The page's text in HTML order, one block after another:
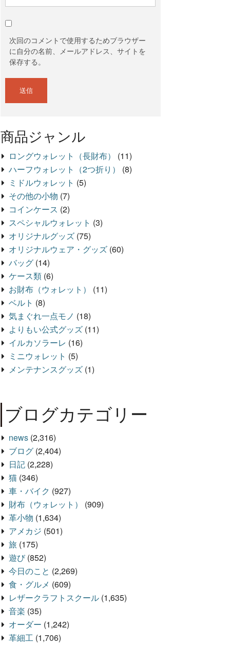
次回のコメントで使用するためブラウザー
に自分の名前、メールアドレス、サイトを
保存する。
商品ジャンル
ロングウォレット（長財布）
(11)
ハーフウォレット（2つ折り）
(8)
ミドルウォレット (5)
その他の小物 (7)
コインケース (2)
スペシャルウォレット (3)
オリジナルグッズ (75)
オリジナルウェア・グッズ (60)
バッグ (14)
ケース類 (6)
お財布（ウォレット）
(11)
ベルト (8)
気まぐれ一点モノ (18)
よりもい公式グッズ (11)
イルカソラーレ (16)
ミニウォレット (5)
メンテナンスグッズ (1)
ブログカテゴリー
news (2,316)
ブログ (2,404)
日記 (2,228)
猫 (346)
車・バイク (927)
財布（ウォレット）
(909)
革小物 (1,634)
アメカジ (501)
旅 (175)
遊び(852)
今日のこと (2,269)
食・グルメ (609)
レザークラフトスクール (1,635)
音楽 (35)
オーダー (1,242)
革細工 (1,706)